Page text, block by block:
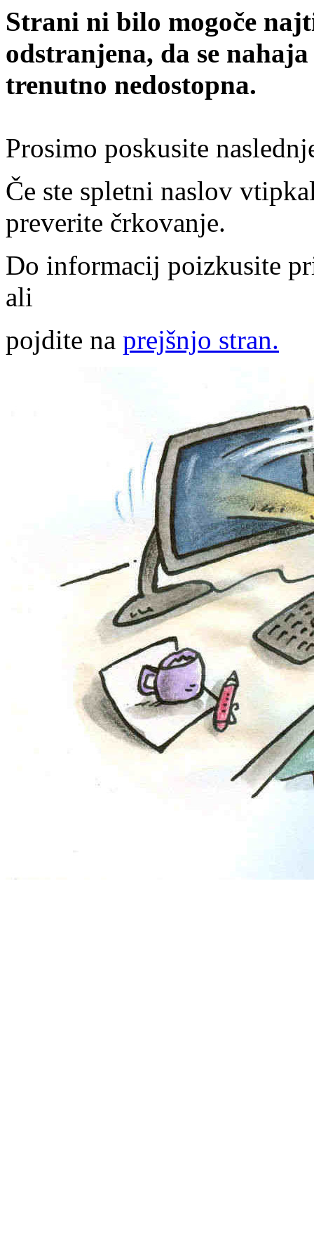
Strani ni bilo mogoče
odstranjena, da se
trenutno nedostopna.
Prosimo poskusite
Če ste spletni naslov
preverite črkovanje.
Do informacij poizkusite
ali
pojdite na prejšnjo stran.